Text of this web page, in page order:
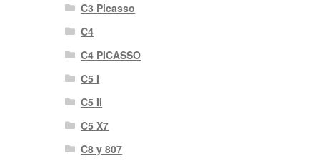
C3 Picasso
C4
C4 PICASSO
C5 I
C5 II
C5 X7
C8 y 807